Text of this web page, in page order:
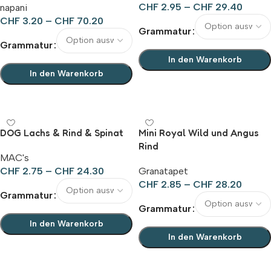
napani
CHF 3.20 – CHF 70.20
Grammatur
In den Warenkorb
CHF 2.95 – CHF 29.40
Grammatur
In den Warenkorb
DOG Lachs & Rind & Spinat
MAC's
CHF 2.75 – CHF 24.30
Grammatur
In den Warenkorb
Mini Royal Wild und Angus
Rind
Granatapet
CHF 2.85 – CHF 28.20
Grammatur
In den Warenkorb